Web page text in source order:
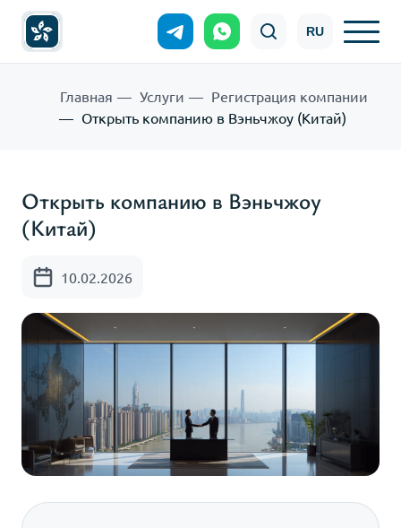
RU
Главная Услуги
Регистрация компании
Открыть компанию в Вэньчжоу (Китай)
Открыть компанию в Вэньчжоу
(Китай)
10.02.2026